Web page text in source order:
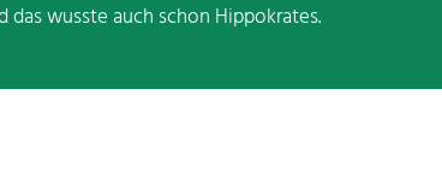
wusste auch schon Hippokrates.